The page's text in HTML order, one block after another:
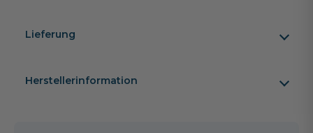
Lieferung
Herstellerinformation